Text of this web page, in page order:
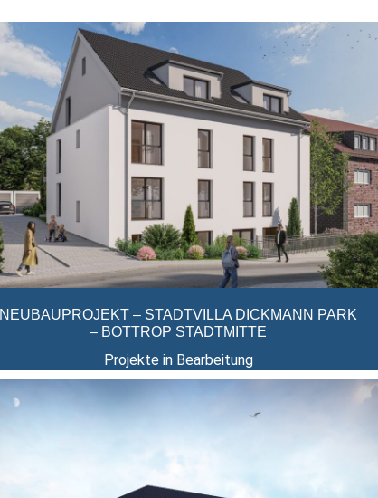
NEUBAUPROJEKT – STADTVILLA DICKMANN PARK
– BOTTROP STADTMITTE
Projekte in Bearbeitung